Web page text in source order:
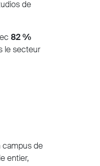
de
82 %
le secteur
campus de
entier,